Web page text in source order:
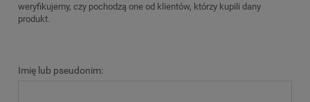
weryfikujemy, czy pochodzą one od klientów, którzy kupili dany
produkt.
Imię lub pseudonim: